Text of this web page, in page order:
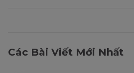
Các Bài Viết Mới Nhất